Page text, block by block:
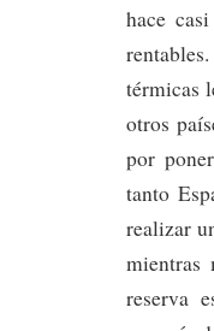
hace
térmicas
otros
por
tanto
realizar
mientras
reserva